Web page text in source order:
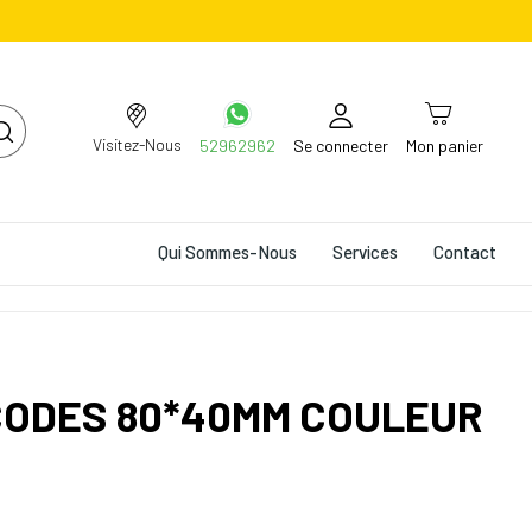
Visitez-Nous 52962962 Se connecter Mon panier
Qui Sommes-Nous Services Contact
80*40MM COULEUR